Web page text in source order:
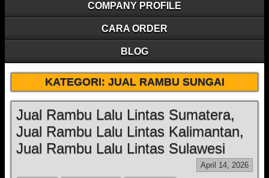
COMPANY PROFILE
CARA ORDER
BLOG
KATEGORI:JUAL RAMBU SUNGAI
Jual Rambu Lalu Lintas Sumatera,
Jual Rambu Lalu Lintas Kalimantan,
Jual Rambu Lalu Lintas Sulawesi
April 14, 2026